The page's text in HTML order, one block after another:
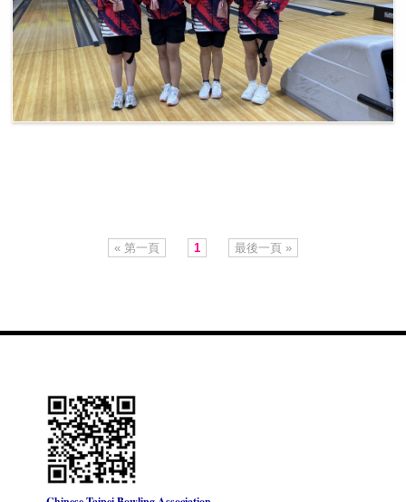
« 第一頁 1 最後一頁 »